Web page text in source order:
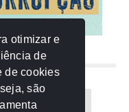
AMM
otimizar e
de
de cookies
são